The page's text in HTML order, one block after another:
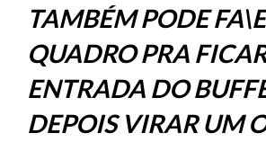
TAMBÉM PODE
QUADRO PRA
ENTRADA DO
DEPOIS VIRAR UM